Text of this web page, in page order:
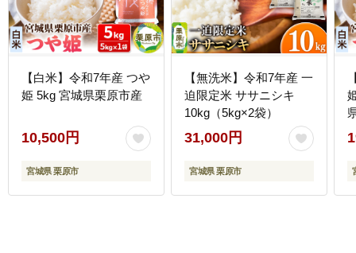
【白米】令和7年産 つや
姫 5kg 宮城県栗原市産
10,500円
宮城県 栗原市
【無洗米】令和7年産 一
迫限定米 ササニシキ
10kg（5kg×2袋）
31,000円
宮城県 栗原市